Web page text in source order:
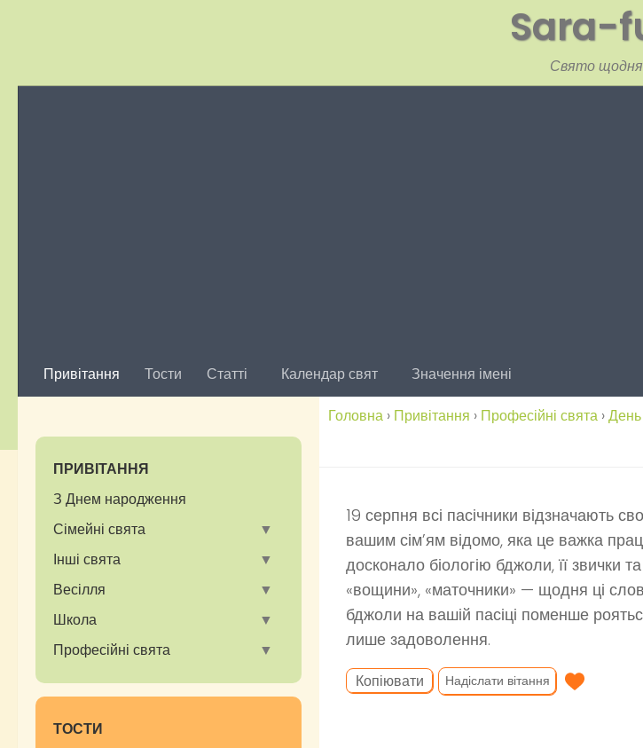
Sara-
Свято щодня
Привітання Тости Статті Календар свят Значення імені
Головна › Привітання › Професійні свята ›День
19 серпня всі пасічники відзначають
вашим сім’ям відомо, яка це важка
досконало біологію бджоли, її звички
«вощини», «маточники» — щодня ці
бджоли на вашій пасіці поменше
лише задоволення.
Копіювати Надіслати вітання
ПРИВІТАННЯ
З Днем народження
Сімейні свята
Інші свята
Весілля
Школа
Професійні свята
ТОСТИ